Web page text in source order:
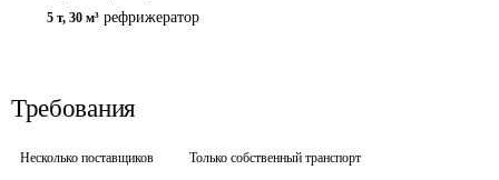
5 т, 30 м³ рефрижератор
Требования
Несколько поставщиков Только собственный транспорт